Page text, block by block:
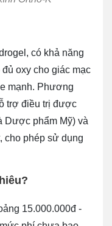
có khả năng
oxy cho giác mạc
mạnh. Phương
trợ điều trị được
Dược phẩm Mỹ) và
cho phép sử dụng
15.000.000đ -